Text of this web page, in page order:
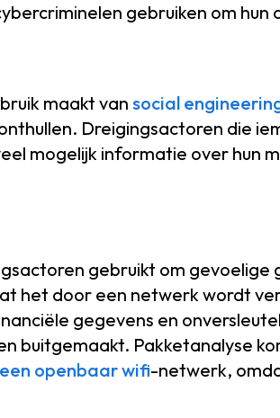
gebruiken om
maakt van social
Dreigingsactoren die
mogelijk informatie over hun
gebruikt om gevoelige
het door een netwerk wordt
gegevens en
buitgemaakt. Pakketanalyse
een openbaar wifi-netwerk,